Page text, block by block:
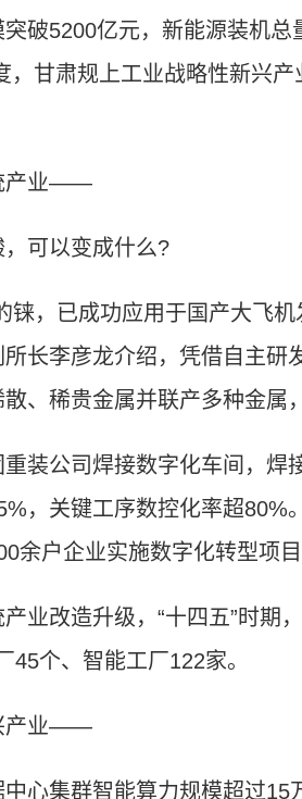
破5200亿元，新能源装机
，甘肃规上工业战略性新兴
产业——
可以变成什么?
，已成功应用于国产大飞机
长李彦龙介绍，凭借自主
、稀贵金属并联产多种金属
公司焊接数字化车间，焊
，关键工序数控化率超80%
余户企业实施数字化转型项
改造升级，“十四五”时期
45个、智能工厂122家。
产业——
集群智能算力规模超过15